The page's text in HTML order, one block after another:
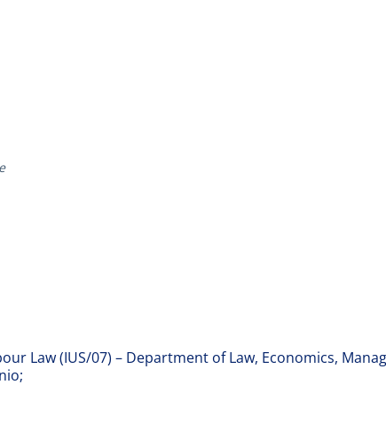
Law (IUS/07) – Department of Law, Economics,